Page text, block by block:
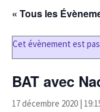
« Tous les
Cet évènement est
BAT avec
17 décembre 2020 |